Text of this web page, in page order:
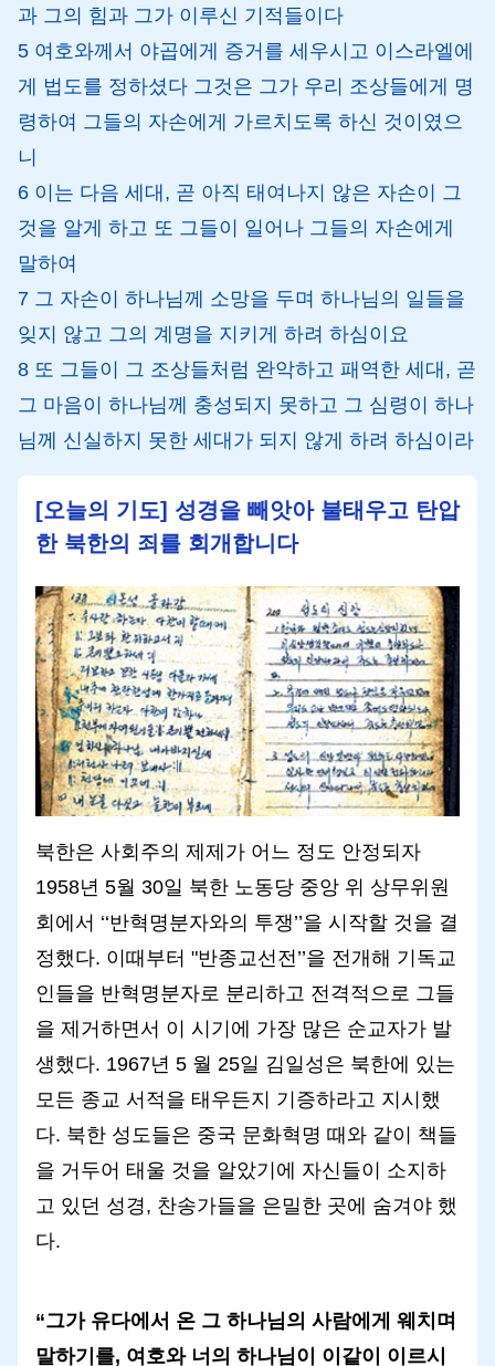
과 그의 힘과 그가 이루신 기적들이다
5 여호와께서 야곱에게 증거를 세우시고 이스라엘에
게 법도를 정하셨다 그것은 그가 우리 조상들에게 명
령하여 그들의 자손에게 가르치도록 하신 것이였으
니
6 이는 다음 세대, 곧 아직 태여나지 않은 자손이 그
것을 알게 하고 또 그들이 일어나 그들의 자손에게
말하여
7 그 자손이 하나님께 소망을 두며 하나님의 일들을
잊지 않고 그의 계명을 지키게 하려 하심이요
8 또 그들이 그 조상들처럼 완악하고 패역한 세대, 곧
그 마음이 하나님께 충성되지 못하고 그 심령이 하나
님께 신실하지 못한 세대가 되지 않게 하려 하심이라
[오늘의 기도] 성경을 빼앗아 불태우고 탄압
한 북한의 죄를 회개합니다
북한은 사회주의 제제가 어느 정도 안정되자
1958년 5월 30일 북한 노동당 중앙 위 상무위원
회에서 ‘‘반혁명분자와의 투쟁’’을 시작할 것을 결
정했다. 이때부터 "반종교선전’’을 전개해 기독교
인들을 반혁명분자로 분리하고 전격적으로 그들
을 제거하면서 이 시기에 가장 많은 순교자가 발
생했다. 1967년 5 월 25일 김일성은 북한에 있는
모든 종교 서적을 태우든지 기증하라고 지시했
다. 북한 성도들은 중국 문화혁명 때와 같이 책들
을 거두어 태울 것을 알았기에 자신들이 소지하
고 있던 성경, 찬송가들을 은밀한 곳에 숨겨야 했
다.
“그가 유다에서 온 그 하나님의 사람에게 웨치며
말하기를, 여호와 너의 하나님이 이같이 이르시